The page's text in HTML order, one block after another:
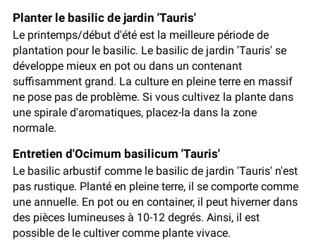
Planter le basilic de jardin 'Tauris'
Le printemps/début d'été est la meilleure période de
plantation pour le basilic. Le basilic de jardin 'Tauris' se
développe mieux en pot ou dans un contenant
suffisamment grand. La culture en pleine terre en massif
ne pose pas de problème. Si vous cultivez la plante dans
une spirale d'aromatiques, placez-la dans la zone
normale.
Entretien d'Ocimum basilicum 'Tauris'
Le basilic arbustif comme le basilic de jardin 'Tauris' n'est
pas rustique. Planté en pleine terre, il se comporte comme
une annuelle. En pot ou en container, il peut hiverner dans
des pièces lumineuses à 10-12 degrés. Ainsi, il est
possible de le cultiver comme plante vivace.